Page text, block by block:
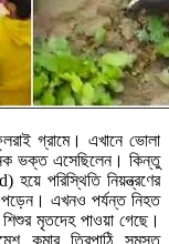
গ্রামে। এখানে ভোলা
ভক্ত এসেছিলেন। কিন্তু
পরিস্থিতি নিয়ন্ত্রণের
এখনও পর্যন্ত নিহত
মৃতদেহ পাওয়া গেছে।
কুমার ত্রিপাঠি সমস্ত